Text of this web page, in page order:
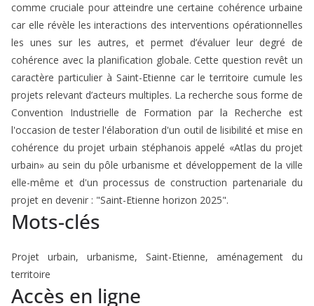
comme cruciale pour atteindre une certaine cohérence urbaine
car elle révèle les interactions des interventions opérationnelles
les unes sur les autres, et permet d’évaluer leur degré de
cohérence avec la planification globale. Cette question revêt un
caractère particulier à Saint-Etienne car le territoire cumule les
projets relevant d’acteurs multiples. La recherche sous forme de
Convention Industrielle de Formation par la Recherche est
l'occasion de tester l'élaboration d'un outil de lisibilité et mise en
cohérence du projet urbain stéphanois appelé «Atlas du projet
urbain» au sein du pôle urbanisme et développement de la ville
elle-même et d'un processus de construction partenariale du
projet en devenir : "Saint-Etienne horizon 2025".
Mots-clés
Projet urbain, urbanisme, Saint-Etienne, aménagement du
territoire
Accès en ligne